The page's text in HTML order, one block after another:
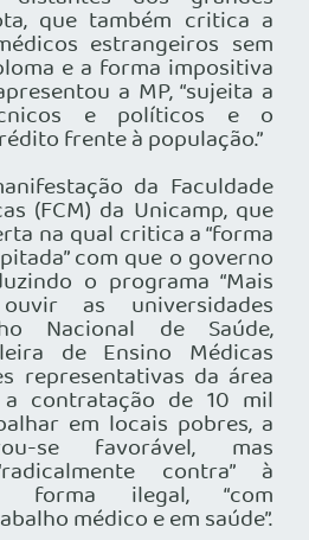
que também critica a
estrangeiros sem
e a forma impositiva
a MP, “sujeita a
e políticos e o
frente à população.”
da Faculdade
(FCM) da Unicamp, que
na qual critica a “forma
com que o governo
o programa “Mais
ouvir as universidades
Nacional de Saúde,
de Ensino Médicas
representativas da área
a contratação de 10 mil
em locais pobres, a
se favorável, mas
contra” à
forma ilegal, “com
médico e em saúde”.